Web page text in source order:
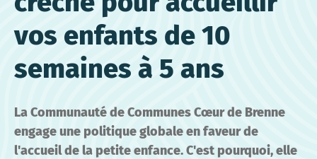
vos enfants de 10
semaines à 5 ans
La Communauté de Communes Cœur de Brenne
engage une politique globale en faveur de
l'accueil de la petite enfance. C'est pourquoi, elle